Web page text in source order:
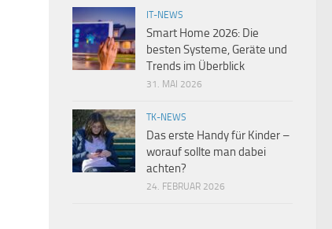
IT-NEWS
Smart Home 2026: Die
besten Systeme, Geräte und
Trends im Überblick
31. MAI 2026
TK-NEWS
Das erste Handy für Kinder –
worauf sollte man dabei
achten?
24. FEBRUAR 2026